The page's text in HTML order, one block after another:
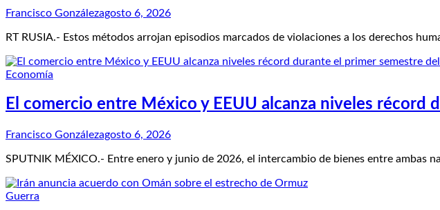
Francisco Gonzálezagosto 6, 2026
RT RUSIA.- Estos métodos arrojan episodios marcados de violaciones a los derechos
Economía
El comercio entre México y EEUU alcanza niveles récord
Francisco Gonzálezagosto 6, 2026
SPUTNIK MÉXICO.- Entre enero y junio de 2026, el intercambio de bienes entre ambas
Guerra